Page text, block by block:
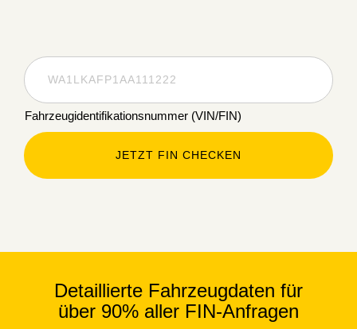
Fahrzeugidentifikationsnummer (VIN/FIN)
JETZT FIN CHECKEN
Detaillierte Fahrzeugdaten für
über 90% aller FIN-Anfragen